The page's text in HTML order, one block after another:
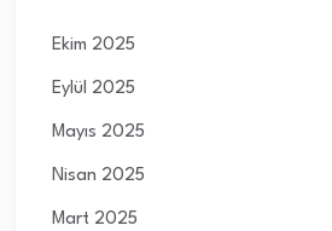
Ekim 2025
Eylül 2025
Mayıs 2025
Nisan 2025
Mart 2025